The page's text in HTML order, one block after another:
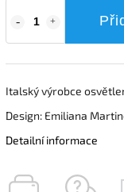
Italský výrobce
Design: Emiliana
Detailní informace